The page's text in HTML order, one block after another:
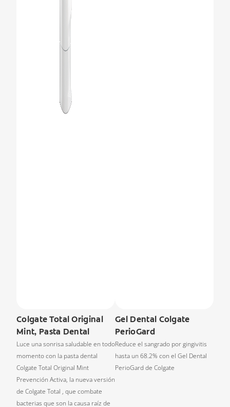
Colgate Total Original
Mint, Pasta Dental
Luce una sonrisa saludable en todo
momento con la pasta dental
Colgate Total Original Mint
Prevención Activa, la nueva versión
de Colgate Total , que combate
bacterias que son la causa raíz de
Gel Dental Colgate
PerioGard
Reduce el sangrado por gingivitis
hasta un 68.2% con el Gel Dental
PerioGard de Colgate